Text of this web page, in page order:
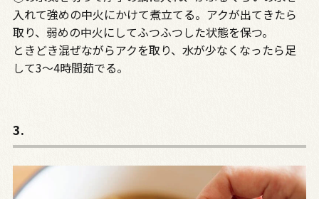
入れて強めの中火にかけて煮立てる。アクが出てきたら
取り、弱めの中火にしてふつふつした状態を保つ。
ときどき混ぜながらアクを取り、水が少なくなったら足
して3〜4時間茹でる。
3.